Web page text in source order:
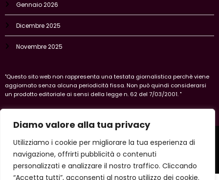
Diamo valore alla tua privacy
Utilizziamo i cookie per migliorare la tua esperienza di
navigazione, offrirti pubblicità o contenuti
personalizzati e analizzare il nostro traffico. Cliccando
“Accetta tutti”, acconsenti al nostro utilizzo dei cookie.
Gennaio 2026
Dicembre 2025
Novembre 2025
"Questo sito web non rappresenta una testata giornalistica perchè viene
aggiornato senza alcuna periodicità fissa. Non può quindi considerarsi
un prodotto editoriale ai sensi della legge n. 62 del 7/03/2001. "
Vercelli
Copyright 2026 IlVercellese | Powered By SpiceThemes